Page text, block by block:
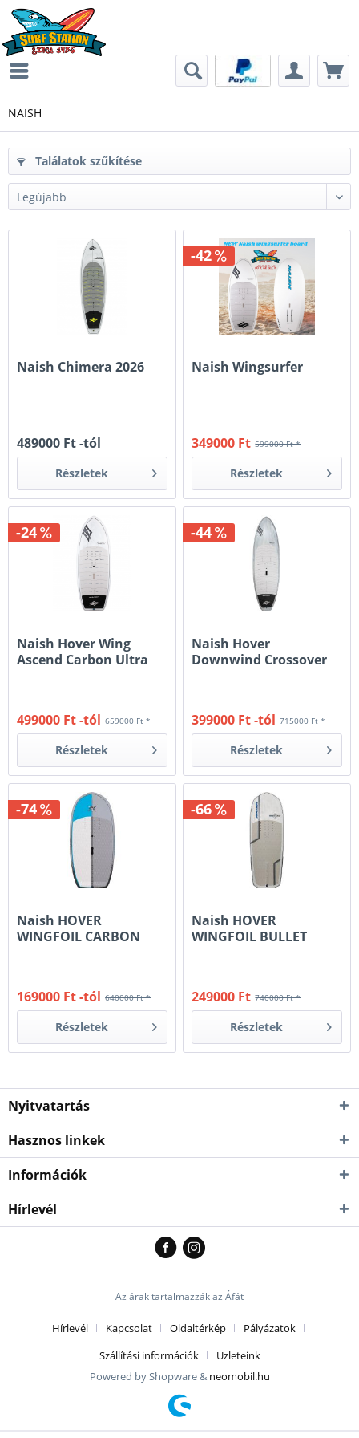
NAISH
Találatok szűkítése
Naish Chimera 2026
489000 Ft -tól
Részletek
-42
Naish Wingsurfer
599000 Ft *
349000 Ft
Részletek
-24
Naish Hover Wing
Ascend Carbon Ultra
659000 Ft *
499000 Ft -tól
Részletek
-44
Naish Hover
Downwind Crossover
715000 Ft *
399000 Ft -tól
Részletek
-74
Naish HOVER
WINGFOIL CARBON
640000 Ft *
169000 Ft -tól
Részletek
-66
Naish HOVER
WINGFOIL BULLET
740000 Ft *
249000 Ft
Részletek
Nyitvatartás
Hasznos linkek
Információk
Hírlevél
Az árak tartalmazzák az Áfát
Hírlevél Kapcsolat Oldaltérkép
Pályázatok
Szállítási információk
Üzleteink
Powered by Shopware & neomobil.hu